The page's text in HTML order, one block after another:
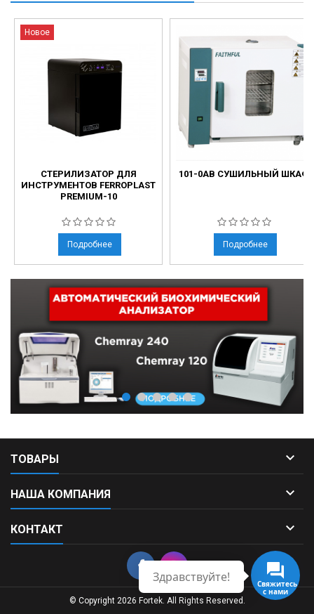
Новое
СТЕРИЛИЗАТОР ДЛЯ
ИНСТРУМЕНТОВ FERROPLAST
PREMIUM-10
Подробнее
101-0AB СУШИЛЬНЫЙ ШКАФ
Подробнее
ТОВАРЫ 
НАША КОМПАНИЯ 
КОНТАКТ 
Свяжитесь
с нами
Здравствуйте!
© Copyright 2026 Fortek. All Rights Reserved.